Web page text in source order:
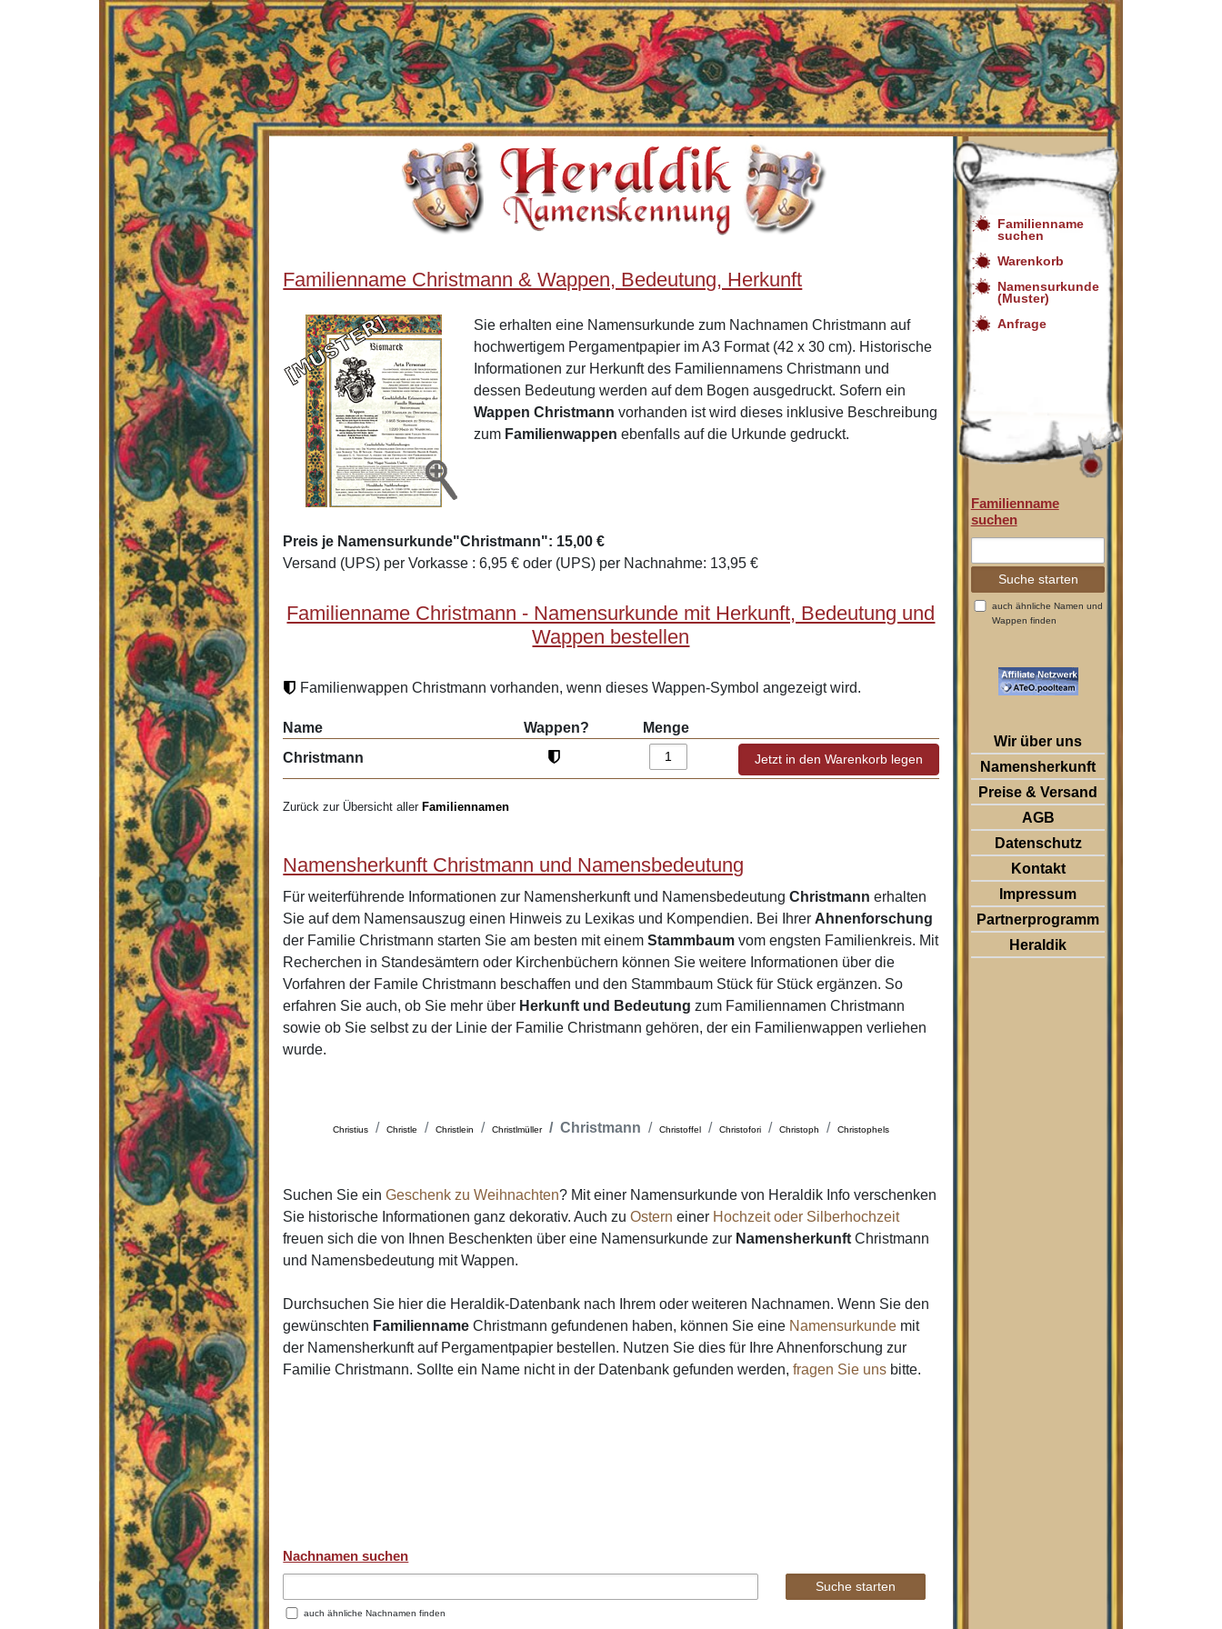
Familienname Christmann & Wappen, Bedeutung, Herkunft
Sie erhalten eine Namensurkunde zum Nachnamen Christmann auf
hochwertigem Pergamentpapier im A3 Format (42 x 30 cm). Historische
Informationen zur Herkunft des Familiennamens Christmann und
dessen Bedeutung werden auf dem Bogen ausgedruckt. Sofern ein
Wappen Christmann vorhanden ist wird dieses inklusive Beschreibung
zum Familienwappen ebenfalls auf die Urkunde gedruckt.
Preis je Namensurkunde"Christmann": 15,00 €
Versand (UPS) per Vorkasse : 6,95 € oder (UPS) per Nachnahme: 13,95 €
Familienname Christmann - Namensurkunde mit Herkunft, Bedeutung und
Wappen bestellen
Familienwappen Christmann vorhanden, wenn dieses Wappen-Symbol angezeigt wird.
Name Wappen?
Menge
Christmann
Zurück zur Übersicht aller Familiennamen
Namensherkunft Christmann und Namensbedeutung
Für weiterführende Informationen zur Namensherkunft und NamensbedeutungChristmann erhalten
Sie auf dem Namensauszug einen Hinweis zu Lexikas und Kompendien. Bei Ihrer Ahnenforschung
der Familie Christmann starten Sie am besten mit einemStammbaum vom engsten Familienkreis. Mit
Recherchen in Standesämtern oder Kirchenbüchern können Sie weitere Informationen über die
Vorfahren der Famile Christmann beschaffen und den Stammbaum Stück für Stück ergänzen. So
erfahren Sie auch, ob Sie mehr über Herkunft und Bedeutung zum Familiennamen Christmann
sowie ob Sie selbst zu der Linie der Familie Christmann gehören, der ein Familienwappen verliehen
wurde.
Christius Christle Christlein Christlmüller Christmann Christoffel Christofori Christoph Christophels
Suchen Sie einGeschenk zu Weihnachten? Mit einer Namensurkunde von Heraldik Info verschenken
Sie historische Informationen ganz dekorativ. Auch zuOstern einer Hochzeit oder Silberhochzeit
freuen sich die von Ihnen Beschenkten über eine Namensurkunde zur Namensherkunft Christmann
und Namensbedeutung mit Wappen.
Durchsuchen Sie hier die Heraldik-Datenbank nach Ihrem oder weiteren Nachnamen. Wenn Sie den
gewünschten Familienname Christmann gefundenen haben, können Sie eine Namensurkunde mit
der Namensherkunft auf Pergamentpapier bestellen. Nutzen Sie dies für Ihre Ahnenforschung zur
Familie Christmann. Sollte ein Name nicht in der Datenbank gefunden werden,fragen Sie uns bitte.
Nachnamen suchen
auch ähnliche Nachnamen finden
Familienname
suchen
Warenkorb
Namensurkunde
(Muster)
Anfrage
Familienname
suchen
auch ähnliche Namen und
Wappen finden
Wir über uns
Namensherkunft
Preise & Versand
AGB
Datenschutz
Kontakt
Impressum
Partnerprogramm
Heraldik